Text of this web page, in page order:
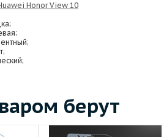
Honor View 10
берут